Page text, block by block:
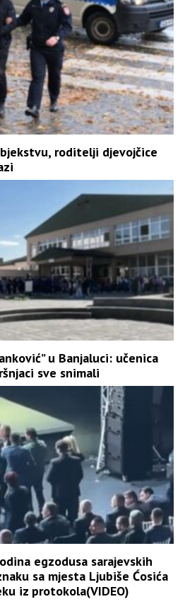
roditelji djevojčice
u Banjaluci: učenica
sve snimali
egzodusa sarajevskih
sa mjesta Ljubiše Ćosića
iz protokola(VIDEO)